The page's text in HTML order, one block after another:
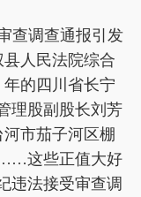
查调查通报引发
人民法院综合
的四川省长宁
理股副股长刘芳
市茄子河区棚
这些正值大好
违法接受审查调